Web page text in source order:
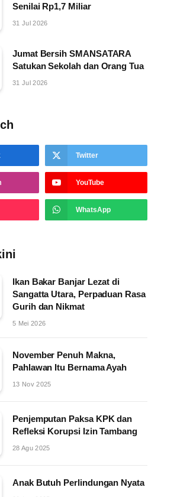
Senilai Rp1,7 Miliar
31 Jul 2026
Jumat Bersih SMANSATARA
Satukan Sekolah dan Orang Tua
31 Jul 2026
Twitter
YouTube
WhatsApp
Ikan Bakar Banjar Lezat di
Sangatta Utara, Perpaduan Rasa
Gurih dan Nikmat
5 Mei 2026
November Penuh Makna,
Pahlawan Itu Bernama Ayah
13 Nov 2025
Penjemputan Paksa KPK dan
Refleksi Korupsi Izin Tambang
28 Agu 2025
Anak Butuh Perlindungan Nyata